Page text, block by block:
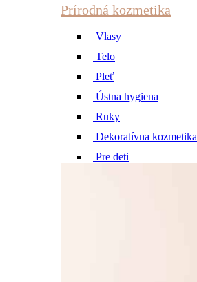
Prírodná kozmetika
Vlasy
Telo
Pleť
Ústna hygiena
Ruky
Dekoratívna kozmetika
Pre deti